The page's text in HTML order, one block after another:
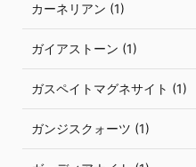
カーネリアン (1)
ガイアストーン (1)
ガスペイトマグネサイト (1)
ガンジスクォーツ (1)